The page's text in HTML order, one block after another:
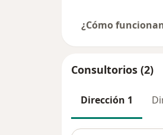
¿Cómo
Consultorios (2)
Dirección 1